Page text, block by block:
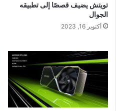
تويتش يضيف قصصًا إلى تطبيقه
الجوال
أكتوبر 16, 2023